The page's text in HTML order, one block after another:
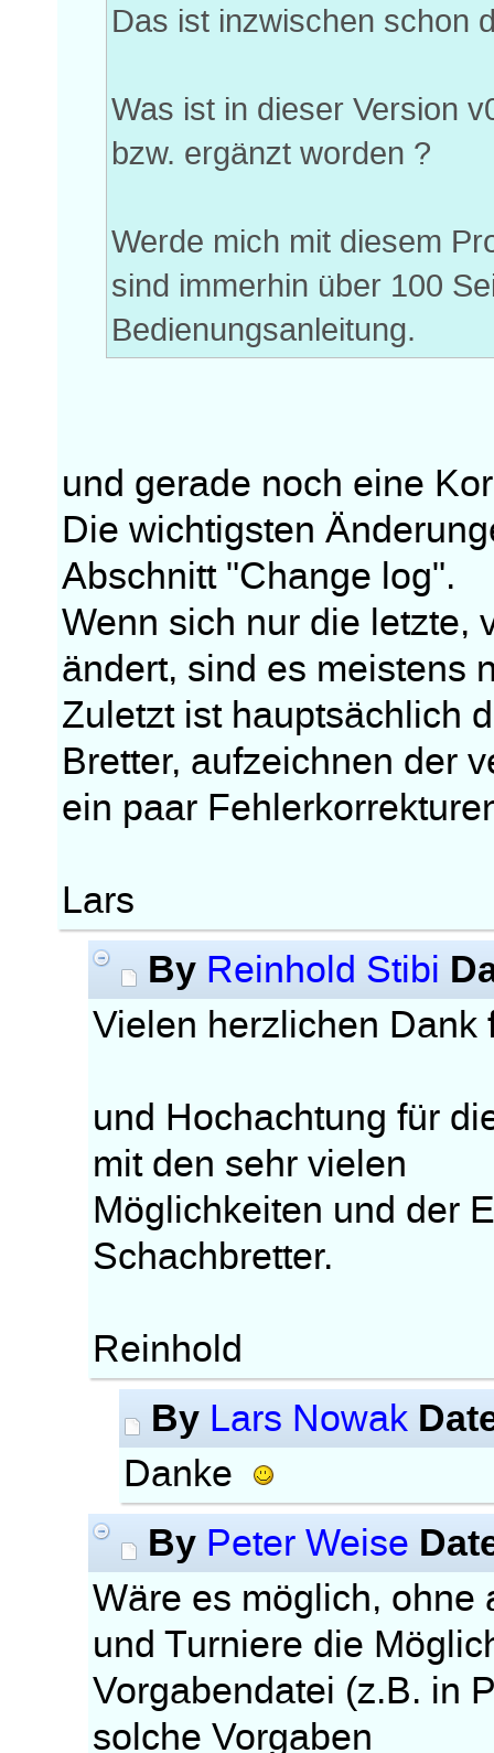
Das ist inzwischen schon
Was ist in dieser Version
bzw. ergänzt worden ?
Werde mich mit diesem
sind immerhin über 100
Bedienungsanleitung.
und gerade noch eine
Die wichtigsten
Abschnitt "Change log".
Wenn sich nur die letzte,
ändert, sind es meistens
Zuletzt ist hauptsächlich
Bretter, aufzeichnen der
ein paar
Lars
By Reinhold Stibi
Vielen herzlichen Dank
und Hochachtung für
mit den sehr vielen
Möglichkeiten und der
Schachbretter.
Reinhold
By Lars Nowak
Danke
By Peter Weise
Wäre es möglich, ohne
und Turniere die
Vorgabendatei (z.B. in
solche Vorgaben